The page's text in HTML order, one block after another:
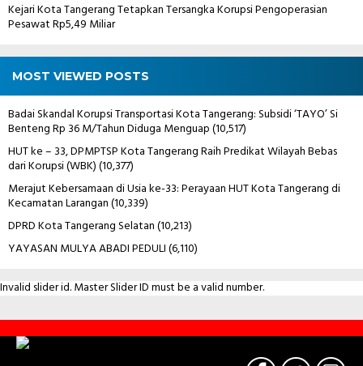
Kejari Kota Tangerang Tetapkan Tersangka Korupsi Pengoperasian
Pesawat Rp5,49 Miliar
MOST VIEWED POSTS
Badai Skandal Korupsi Transportasi Kota Tangerang: Subsidi ‘TAYO’ Si
Benteng Rp 36 M/Tahun Diduga Menguap(10,517)
HUT ke – 33, DPMPTSP Kota Tangerang Raih Predikat Wilayah Bebas
dari Korupsi (WBK)(10,377)
Merajut Kebersamaan di Usia ke-33: Perayaan HUT Kota Tangerang di
Kecamatan Larangan(10,339)
DPRD Kota Tangerang Selatan(10,213)
YAYASAN MULYA ABADI PEDULI(6,110)
Invalid slider id. Master Slider ID must be a valid number.
Contact
Us